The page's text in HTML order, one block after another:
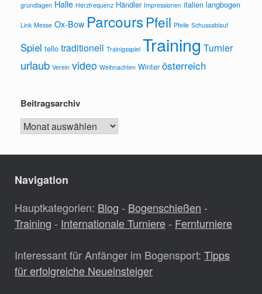
grundlagen Halle Herzfrequenz Händler Impressionen italien langbogen
Link Messe Ox-Bow Parcours Pfeil Pfeile Schussablauf
Spiel tello traditionell Trainigsspiel Training Turnier
urlaub Verein video Weihnachten Winter österreich
Beitragsarchiv
Beitragsarchiv
Navigation
Hauptkategorien: Blog - Bogenschießen -
Training - Internationale Turniere - Fernturniere
Interessant für Anfänger im Bogensport: Tipps
für erfolgreiche Neueinsteiger